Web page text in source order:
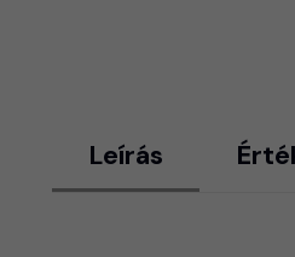
Leírás